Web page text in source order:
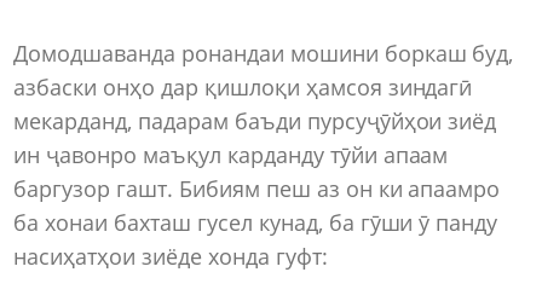
Домодшаванда ронандаи мошини боркаш буд,
азбаски онҳо дар қишлоқи ҳамсоя зиндагӣ
мекарданд, падарам баъди пурсуҷӯйҳои зиёд
ин ҷавонро маъқул карданду тӯйи апаам
баргузор гашт. Бибиям пеш аз он ки апаамро
ба хонаи бахташ гусел кунад, ба гӯши ӯ панду
насиҳатҳои зиёде хонда гуфт: